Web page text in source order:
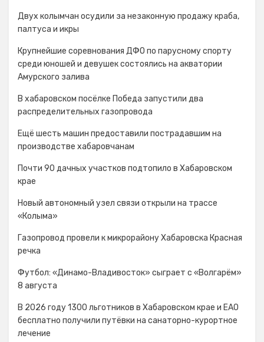
Двух колымчан осудили за незаконную продажу краба,
палтуса и икры
Крупнейшие соревнования ДФО по парусному спорту
среди юношей и девушек состоялись на акватории
Амурского залива
В хабаровском посёлке Победа запустили два
распределительных газопровода
Ещё шесть машин предоставили пострадавшим на
производстве хабаровчанам
Почти 90 дачных участков подтопило в Хабаровском
крае
Новый автономный узел связи открыли на трассе
«Колыма»
Газопровод провели к микрорайону Хабаровска Красная
речка
Футбол: «Динамо-Владивосток» сыграет с «Волгарём»
8 августа
В 2026 году 1300 льготников в Хабаровском крае и ЕАО
бесплатно получили путёвки на санаторно-курортное
лечение